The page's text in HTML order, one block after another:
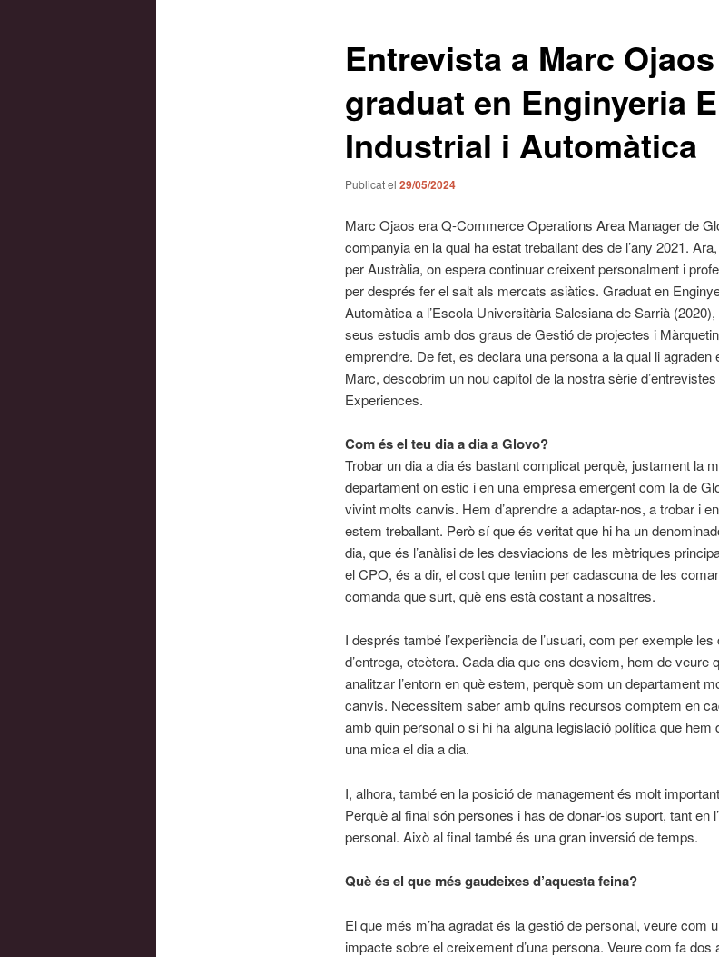
Entrevista a Marc
graduat en Enginyeria
Industrial i Automàtica
Publicat el 29/05/2024
Marc Ojaos era Q-Commerce Operations Area Manager de
companyia en la qual ha estat treballant des de l’any 2021.
per Austràlia, on espera continuar creixent personalment i
per després fer el salt als mercats asiàtics. Graduat en
Automàtica a l’Escola Universitària Salesiana de Sarrià
seus estudis amb dos graus de Gestió de projectes i
emprendre. De fet, es declara una persona a la qual li
Marc, descobrim un nou capítol de la nostra sèrie
Experiences.
Com és el teu dia a dia a Glovo?
Trobar un dia a dia és bastant complicat perquè, justament la
departament on estic i en una empresa emergent com la de
vivint molts canvis. Hem d’aprendre a adaptar-nos, a trobar i
estem treballant. Però sí que és veritat que hi ha un
dia, que és l’anàlisi de les desviacions de les mètriques
el CPO, és a dir, el cost que tenim per cadascuna de les
comanda que surt, què ens està costant a nosaltres.
I després també l’experiència de l’usuari, com per exemple
d’entrega, etcètera. Cada dia que ens desviem, hem de veure
analitzar l’entorn en què estem, perquè som un departament
canvis. Necessitem saber amb quins recursos comptem en
amb quin personal o si hi ha alguna legislació política que hem
una mica el dia a dia.
I, alhora, també en la posició de management és molt
Perquè al final són persones i has de donar-los suport, tant en
personal. Això al final també és una gran inversió de temps.
Què és el que més gaudeixes d’aquesta feina?
El que més m’ha agradat és la gestió de personal, veure com
impacte sobre el creixement d’una persona. Veure com fa